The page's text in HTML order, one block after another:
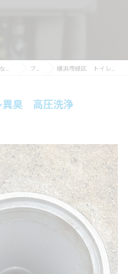
ブログ 横浜市緑区 トイレ異臭 高圧洗浄
臭 高圧洗浄